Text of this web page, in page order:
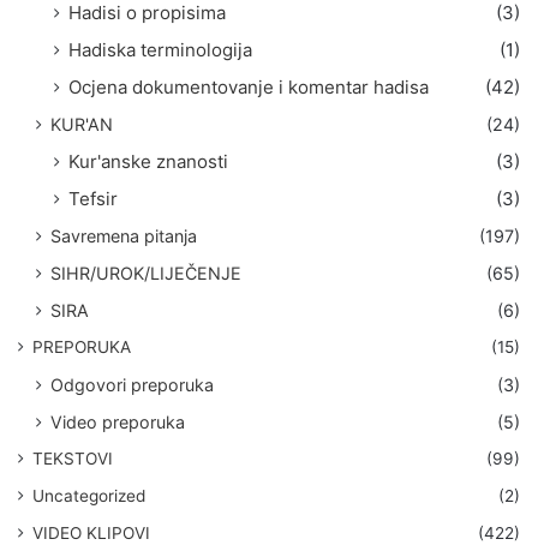
Hadisi o propisima
(3)
Hadiska terminologija
(1)
Ocjena dokumentovanje i komentar hadisa
(42)
KUR'AN (24)
Kur'anske znanosti
(3)
Tefsir
(3)
Savremena pitanja
(197)
SIHR/UROK/LIJEČENJE
(65)
SIRA
(6)
PREPORUKA (15)
Odgovori preporuka
(3)
Video preporuka
(5)
TEKSTOVI
(99)
Uncategorized
(2)
VIDEO KLIPOVI
(422)